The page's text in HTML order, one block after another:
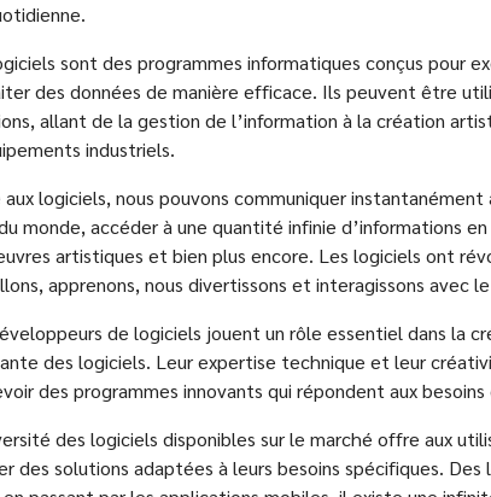
sont des programmes informatiques conçus pour
des données de manière efficace. Ils peuvent être
allant de la gestion de l’information à la création
industriels.
aux logiciels, nous pouvons communiquer
monde, accéder à une quantité infinie d’informations
artistiques et bien plus encore. Les logiciels ont
apprenons, nous divertissons et interagissons avec
de logiciels jouent un rôle essentiel dans la
des logiciels. Leur expertise technique et leur
des programmes innovants qui répondent aux
des logiciels disponibles sur le marché offre aux
des solutions adaptées à leurs besoins spécifiques.